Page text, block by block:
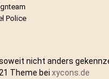
Police
nicht anders
Theme bei xycons.de